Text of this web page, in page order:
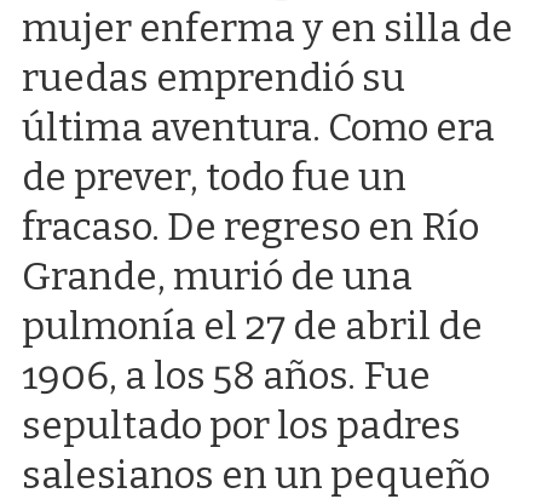
mujer enferma y en silla de
ruedas emprendió su
última aventura. Como era
de prever, todo fue un
fracaso. De regreso en Río
Grande, murió de una
pulmonía el 27 de abril de
1906, a los 58 años. Fue
sepultado por los padres
salesianos en un pequeño